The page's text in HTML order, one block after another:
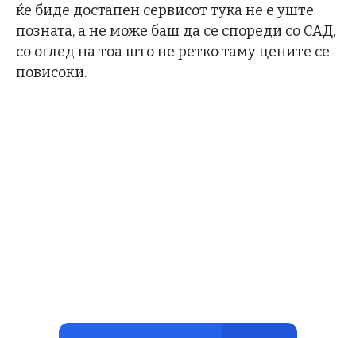
ќе биде достапен сервисот тука не е уште
позната, а не може баш да се спореди со САД,
со оглед на тоа што не ретко таму цените се
повисоки.